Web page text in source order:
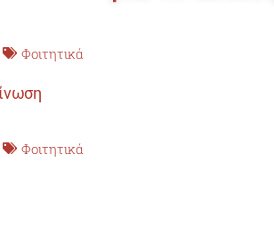
Φοιτητικά
Φοιτητικά